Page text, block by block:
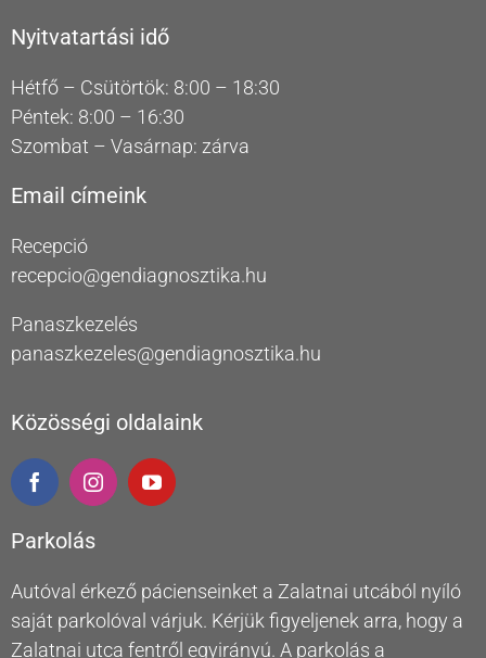
Nyitvatartási idő
Hétfő – Csütörtök: 8:00 – 18:30
Péntek: 8:00 – 16:30
Szombat – Vasárnap: zárva
Email címeink
Recepció
recepcio@gendiagnosztika.hu
Panaszkezelés
panaszkezeles@gendiagnosztika.hu
Közösségi oldalaink
Parkolás
Autóval érkező pácienseinket a Zalatnai utcából nyíló
saját parkolóval várjuk. Kérjük figyeljenek arra, hogy a
Zalatnai utca fentről egyirányú. A parkolás a